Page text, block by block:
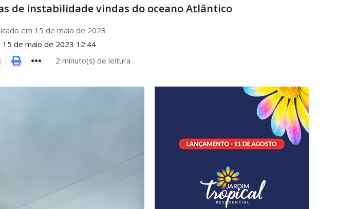
de instabilidade vindas do oceano Atlântico
15 de maio de 2023 12:44
em 15 de maio de 2023
2 minuto(s) de leitura